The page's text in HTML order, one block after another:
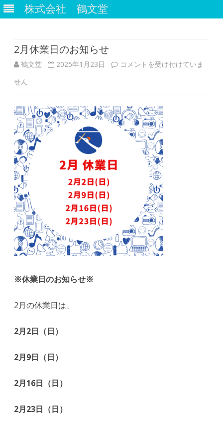
株式会社 鶴文堂
2月休業日のお知らせ
鶴文堂 2025年1月23日
2
業
日
は
コメントを受け付けていま
せん
※休業日のお知らせ※
2月の休業日は、
2月2日（日）
2月9日（日）
2月16日（日）
2月23日（日）